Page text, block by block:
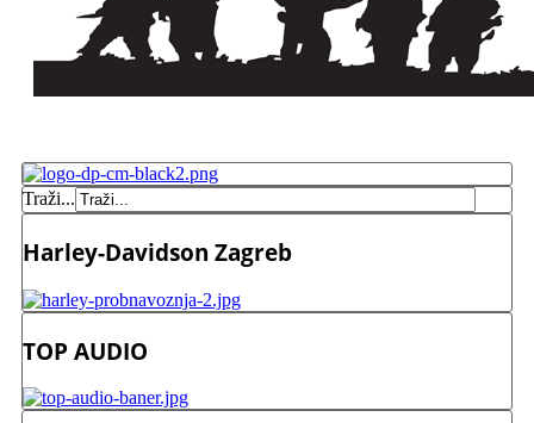
Traži...
Harley-Davidson Zagreb
TOP AUDIO